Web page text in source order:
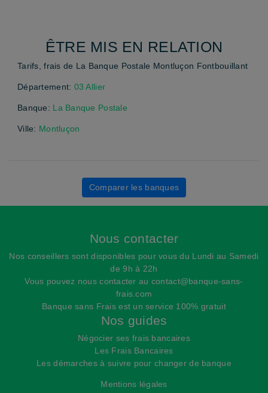
ÊTRE MIS EN RELATION
Tarifs, frais de La Banque Postale Montluçon Fontbouillant
Département: 03 Allier
Banque: La Banque Postale
Ville: Montluçon
Comparer les banques
Nous contacter
Nos conseillers sont disponibles pour vous du Lundi au Samedi
de 9h à 22h
Vous pouvez nous contacter au contact@banque-sans-
frais.com
Banque sans Frais est un service 100% gratuit
Nos guides
Négocier ses frais bancaires
Les Frais Bancaires
Les démarches à suivre pour changer de banque
Mentions légales